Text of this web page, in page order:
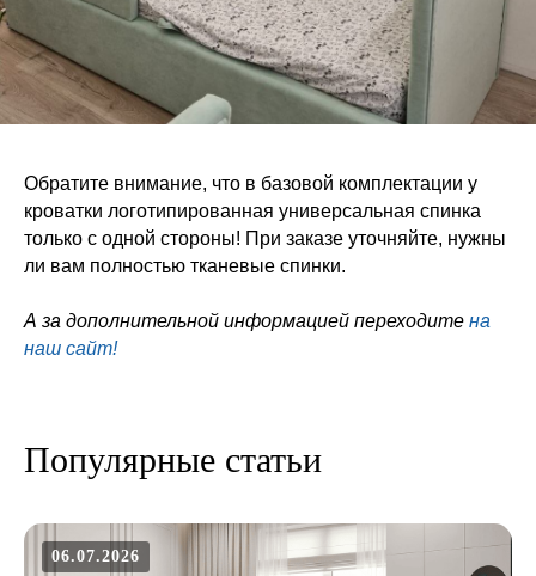
Обратите внимание, что в базовой комплектации у
кроватки логотипированная универсальная спинка
только с одной стороны! При заказе уточняйте, нужны
ли вам полностью тканевые спинки.
А за дополнительной информацией переходите на
наш сайт!
Популярные статьи
06.07.2026